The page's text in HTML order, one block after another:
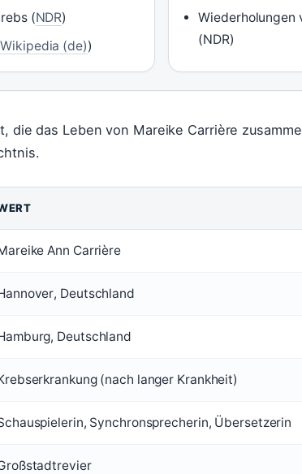
(NDR)
Wikipedia (de))
Wiederholungen
(NDR)
die das Leben von Mareike Carrière
Ann Carrière
Deutschland
Deutschland
(nach langer Krankheit)
Synchronsprecherin, Übersetzerin